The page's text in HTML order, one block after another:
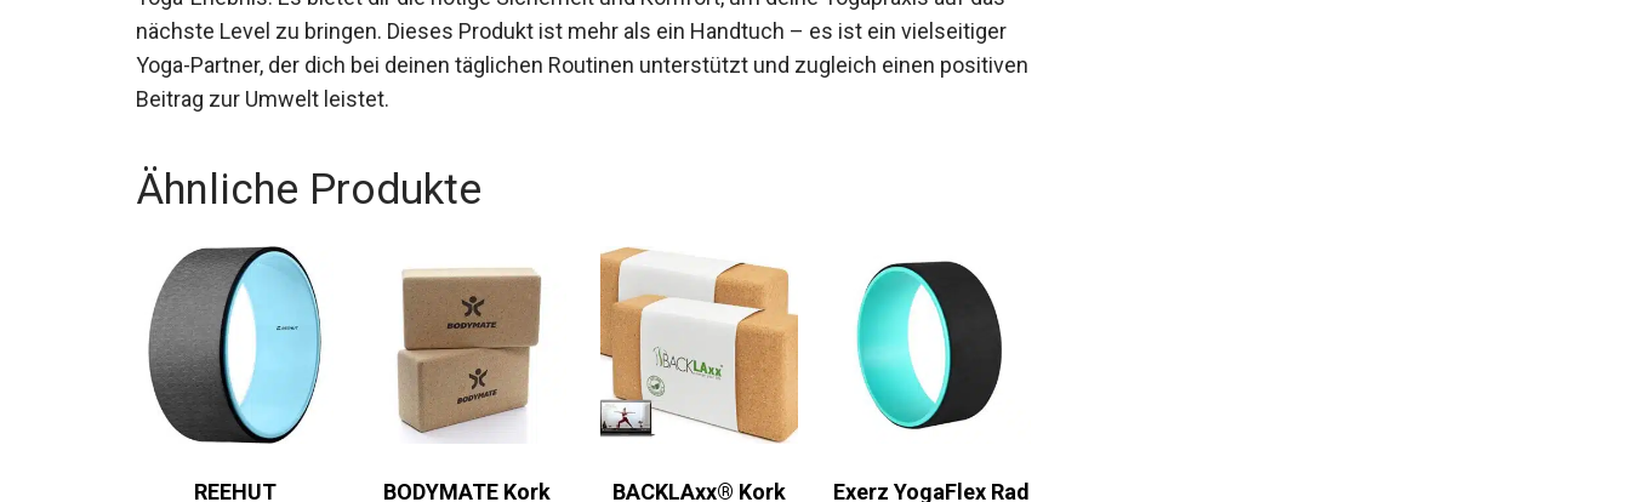
Yoga-Erlebnis. Es bietet dir die nötige Sicherheit und Komfort, um deine Yogapraxis auf das
nächste Level zu bringen. Dieses Produkt ist mehr als ein Handtuch – es ist ein vielseitiger
Yoga-Partner, der dich bei deinen täglichen Routinen unterstützt und zugleich einen
Ähnliche Produkte